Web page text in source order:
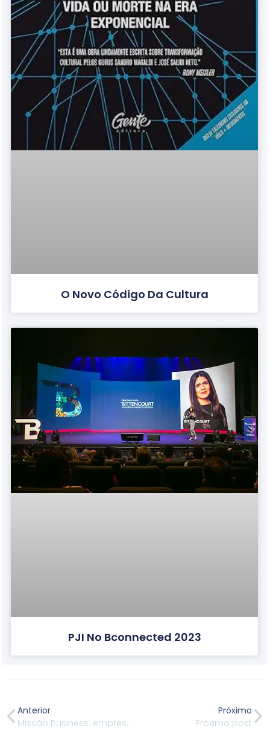
O Novo Código Da Cultura
PJI No Bconnected 2023
Anterior
Missão Business: empresa local, pensamento global
Próximo
Próximo post